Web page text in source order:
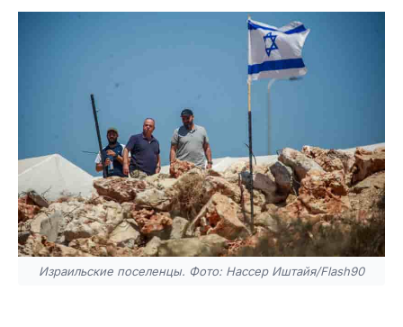
Израильские поселенцы. Фото: Нассер Иштайя/Flash90